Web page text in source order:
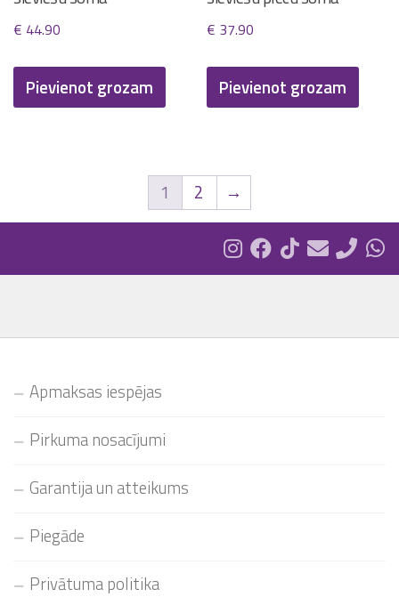
€ 44.90
Pievienot grozam
€ 37.90
Pievienot grozam
1 2 →
Apmaksas iespējas
Pirkuma nosacījumi
Garantija un atteikums
Piegāde
Privātuma politika